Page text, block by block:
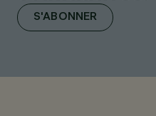
S'ABONNER